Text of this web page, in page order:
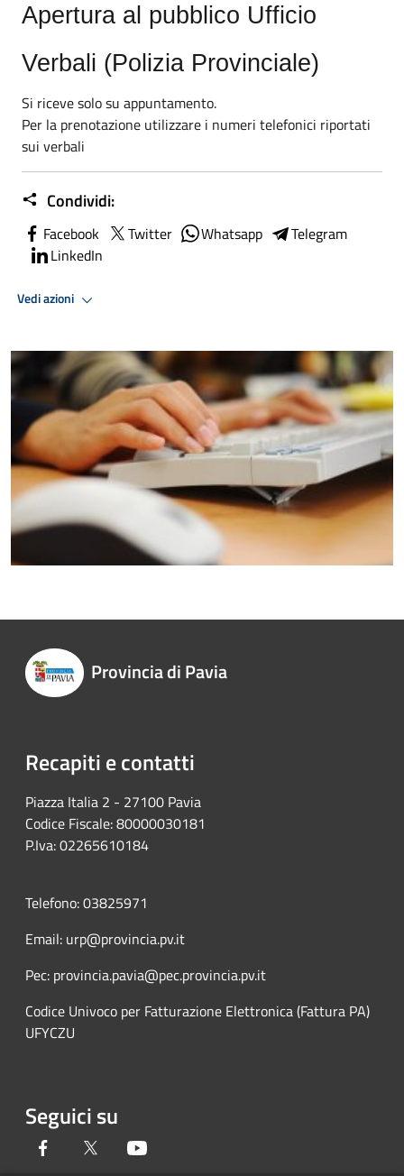
Apertura al pubblico Ufficio
Verbali (Polizia Provinciale)
Si riceve solo su appuntamento.
Per la prenotazione utilizzare i numeri telefonici riportati
sui verbali
Condividi:
Facebook Twitter Whatsapp
Telegram
LinkedIn
Vedi azioni
Provincia di Pavia
Recapiti e contatti
Piazza Italia 2 - 27100 Pavia
Codice Fiscale: 80000030181
P.Iva: 02265610184
Telefono: 03825971
Email: urp@provincia.pv.it
Pec: provincia.pavia@pec.provincia.pv.it
Codice Univoco per Fatturazione Elettronica (Fattura PA)
UFYCZU
Seguici su
Facebook Twitter